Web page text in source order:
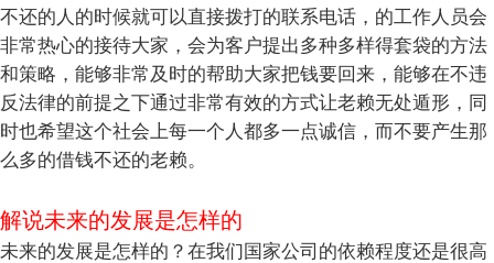
不还的人的时候就可以直接拨打的联系电话，的工作人员会
非常热心的接待大家，会为客户提出多种多样得套袋的方法
和策略，能够非常及时的帮助大家把钱要回来，能够在不违
反法律的前提之下通过非常有效的方式让老赖无处遁形，同
时也希望这个社会上每一个人都多一点诚信，而不要产生那
么多的借钱不还的老赖。
解说未来的发展是怎样的
未来的发展是怎样的？在我们国家公司的依赖程度还是很高